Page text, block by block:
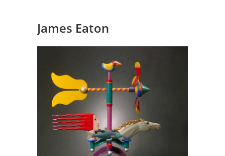
James Eaton